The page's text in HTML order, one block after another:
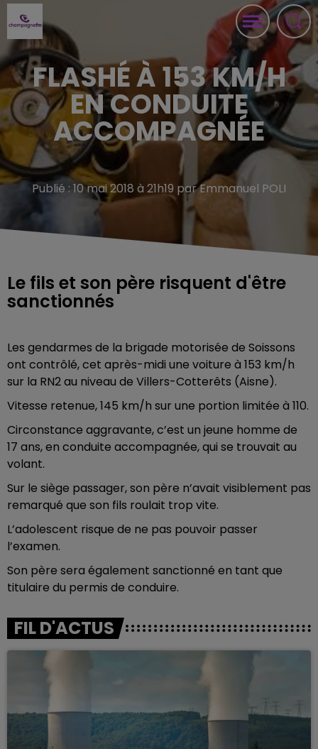
FLASHÉ À 153 KM/H
EN CONDUITE
ACCOMPAGNÉE
Publié : 10 mai 2018 à 21h19 par Emmanuel POLI
Le fils et son père risquent d'être
sanctionnés
Les gendarmes de la brigade motorisée de Soissons
ont contrôlé, cet après-midi une voiture à 153 km/h
sur la RN2 au niveau de Villers-Cotterêts (Aisne).
Vitesse retenue, 145 km/h sur une portion limitée à 110.
Circonstance aggravante, c’est un jeune homme de
17 ans, en conduite accompagnée, qui se trouvait au
volant.
Sur le siège passager, son père n’avait visiblement pas
remarqué que son fils roulait trop vite.
L’adolescent risque de ne pas pouvoir passer
l’examen.
Son père sera également sanctionné en tant que
titulaire du permis de conduire.
FIL D'ACTUS